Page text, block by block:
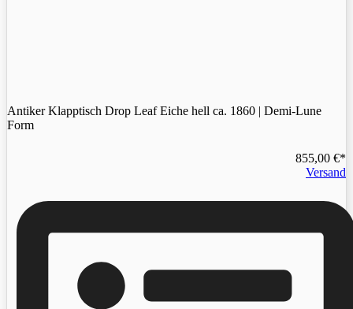
Antiker Klapptisch Drop Leaf Eiche hell ca. 1860 | Demi-Lune
Form
855,00 €
Versand